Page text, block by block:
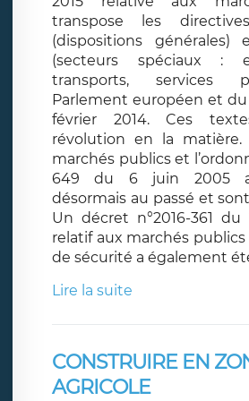
transpose les
(dispositions générales)
(secteurs spéciaux :
transports, services
Parlement européen et du
février 2014. Ces
révolution en la matière.
marchés publics et
649 du 6 juin 2005
désormais au passé et
Un décret n°2016-361 du
relatif aux marchés
de sécurité a également
Lire la suite
CONSTRUIRE EN
AGRICOLE